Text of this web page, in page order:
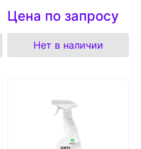
Цена по запросу
Нет в наличии